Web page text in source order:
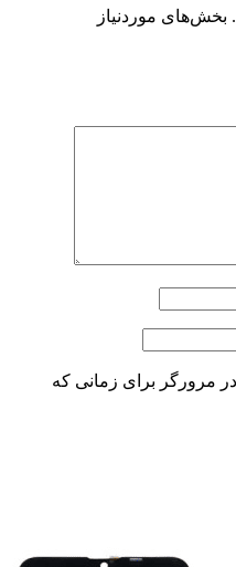
بخش‌های موردنیاز
مرورگر برای زمانی که